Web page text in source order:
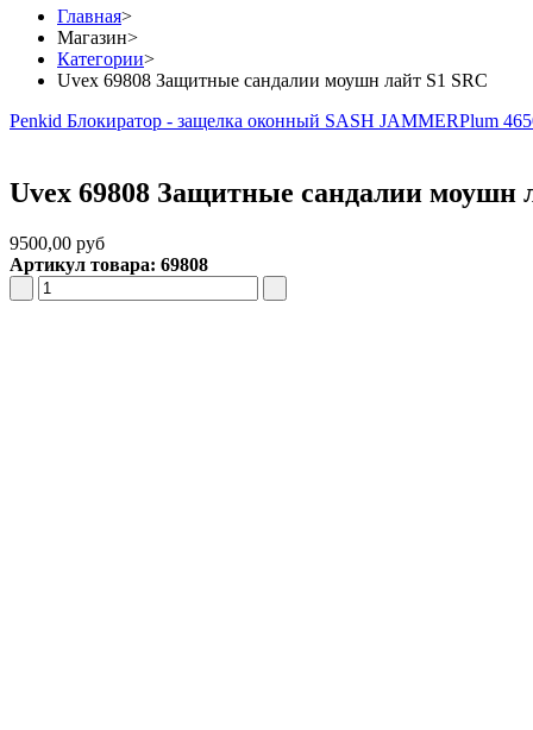
Главная>
Магазин>
Категории>
Uvex 69808 Защитные сандалии моушн лайт S1 SRC
Penkid Блокиратор - защелка оконный SASH JAMMERPlum
Uvex 69808 Защитные сандалии моушн
9500,00 руб
Артикул товара: 69808